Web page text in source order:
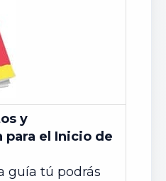
y
el Inicio de
guía tú podrás